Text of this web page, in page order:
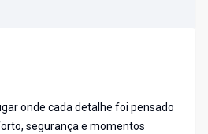
onde cada detalhe foi pensado
segurança e momentos